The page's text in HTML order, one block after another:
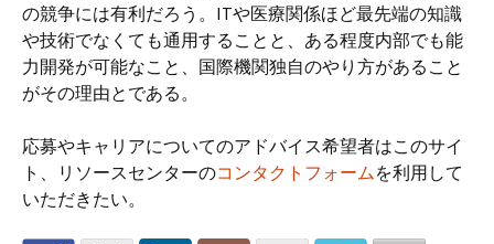
の競争には有利だろう。ITや医療関係ほど最先端の知識
や技術でなくても通用することと、ある程度内部でも能
力開発が可能なこと、国際機関独自のやり方があること
がその理由とである。
応募やキャリアについてのアドバイス希望者はこのサイ
ト、リソースセンターのコンタクトフォームを利用して
いただきたい。